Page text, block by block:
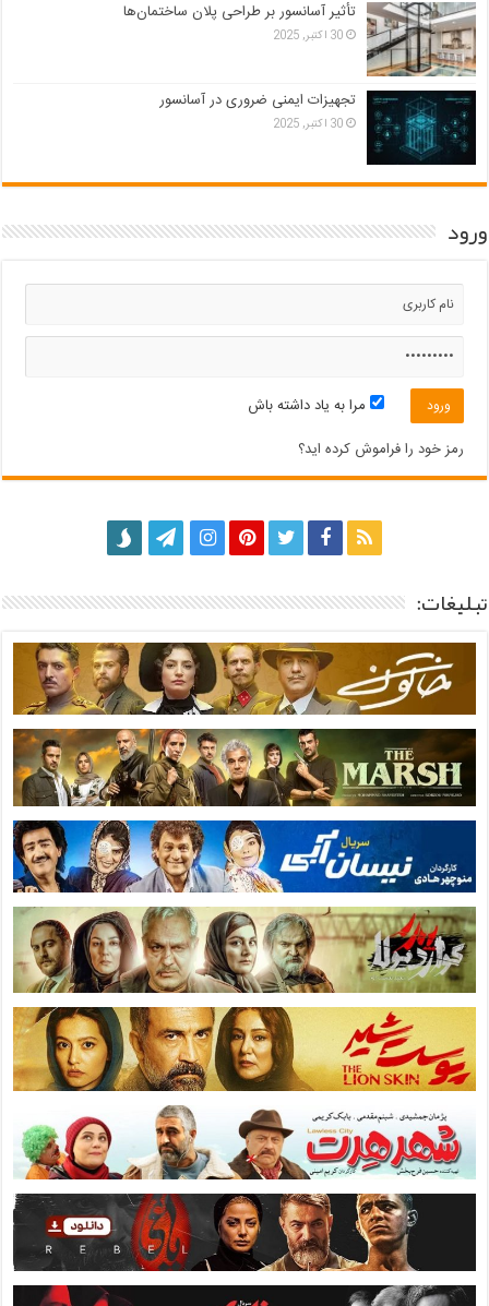
تأثیر آسانسور بر طراحی پلان ساختمان‌ها
30 اکتبر, 2025
تجهیزات ایمنی ضروری در آسانسور
30 اکتبر, 2025
ورود
مرا به یاد داشته باش
رمز خود را فراموش کرده اید؟
تبلیغات: